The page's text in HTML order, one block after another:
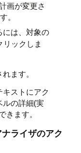
画が変更さ
。
には、対象の
リックしま
ます。
キストにアク
ルの詳細(実
きます。
ライザのアク